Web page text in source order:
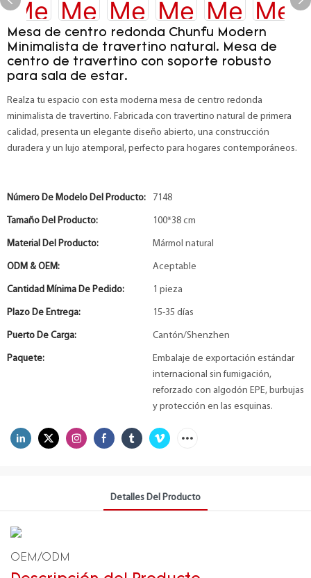
Mesa de centro redonda Chunfu Modern
Minimalista de travertino natural. Mesa de
centro de travertino con soporte robusto
para sala de estar.
Realza tu espacio con esta moderna mesa de centro redonda
minimalista de travertino. Fabricada con travertino natural de primera
calidad, presenta un elegante diseño abierto, una construcción
duradera y un lujo atemporal, perfecto para hogares contemporáneos.
Número De Modelo Del Producto: 7148
Tamaño Del Producto: 100*38 cm
Material Del Producto: Mármol natural
ODM & OEM: Aceptable
Cantidad Mínima De Pedido: 1 pieza
Plazo De Entrega: 15-35 días
Puerto De Carga: Cantón/Shenzhen
Paquete:
Embalaje de exportación estándar
internacional sin fumigación,
reforzado con algodón EPE, burbujas
y protección en las esquinas.
Detalles Del Producto
OEM/ODM